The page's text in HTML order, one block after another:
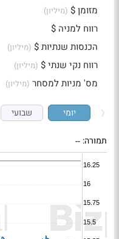
מזומן $ (מיליון)
רווח למניה $
הכנסות שנתיות $ (מיליון)
רווח נקי שנתי $ (מיליון)
מס' מניות למסחר (מיליון)
יומי שבועי
תמורה: --